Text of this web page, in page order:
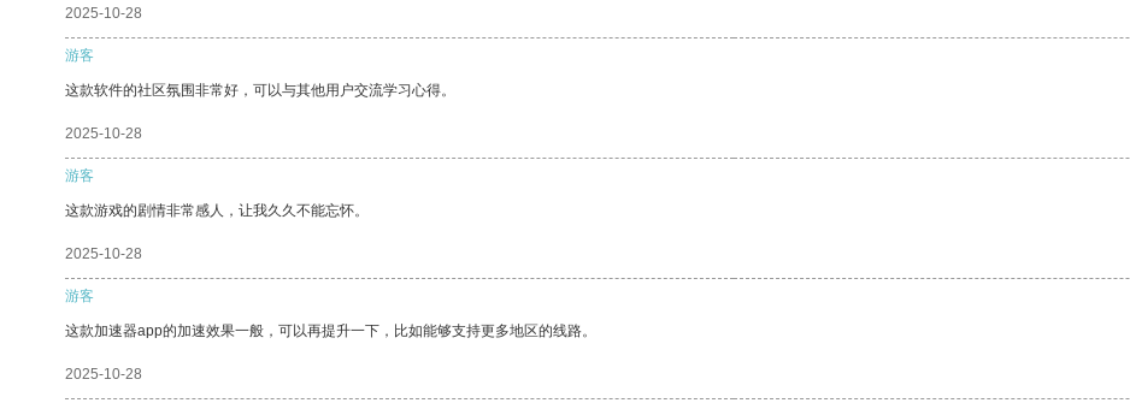
2025-10-28
游客
这款软件的社区氛围非常好，可以与其他用户交流学习心得。
2025-10-28
游客
这款游戏的剧情非常感人，让我久久不能忘怀。
2025-10-28
游客
这款加速器app的加速效果一般，可以再提升一下，比如能够支持更多地区的线路。
2025-10-28